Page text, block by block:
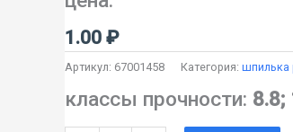
1.00 ₽
Артикул: 67001458 Категория: шпилька
классы прочности: 8.8;